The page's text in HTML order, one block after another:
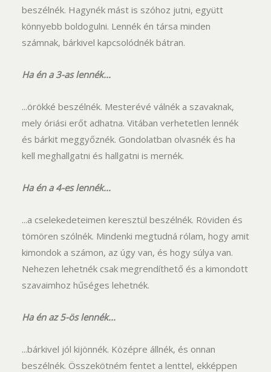
beszélnék. Hagynék mást is szóhoz jutni, együtt
könnyebb boldogulni. Lennék én társa minden
számnak, bárkivel kapcsolódnék bátran.
Ha én a 3-as lennék...
...örökké beszélnék. Mesterévé válnék a szavaknak,
mely óriási erőt adhatna. Vitában verhetetlen lennék
és bárkit meggyőznék. Gondolatban olvasnék és ha
kell meghallgatni és hallgatni is mernék.
Ha én a 4-es lennék...
...a cselekedeteimen keresztül beszélnék. Röviden és
tömören szólnék. Mindenki megtudná rólam, hogy amit
kimondok a számon, az úgy van, és hogy súlya van.
Nehezen lehetnék csak megrendíthető és a kimondott
szavaimhoz hűséges lehetnék.
Ha én az 5-ös lennék...
...bárkivel jól kijönnék. Középre állnék, és onnan
beszélnék. Összekötném fentet a lenttel, ekképpen